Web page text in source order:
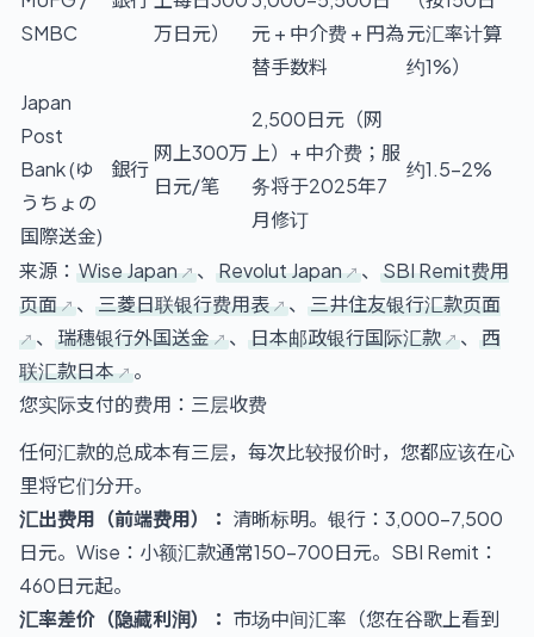
SMBC
万日元）
元 + 中介费 + 円為
替手数料
元汇率计算
约1%）
Japan
Post
Bank (ゆ
うちょの
国際送金)
銀行
网上300万
日元/笔
2,500日元（网
上）+ 中介费；服
务将于2025年7
月修订
约1.5–2%
来源： Wise Japan 、 Revolut Japan 、 SBI Remit费用
页面
、 三菱日联银行费用表 、 三井住友银行汇款页面
、 瑞穗银行外国送金 、 日本邮政银行国际汇款 、 西
联汇款日本
。
您实际支付的费用：三层收费
任何汇款的总成本有三层，每次比较报价时，您都应该在心
里将它们分开。
汇出费用（前端费用）： 清晰标明。银行：3,000–7,500
日元。Wise：小额汇款通常150–700日元。SBI Remit：
460日元起。
汇率差价（隐藏利润）： 市场中间汇率（您在谷歌上看到